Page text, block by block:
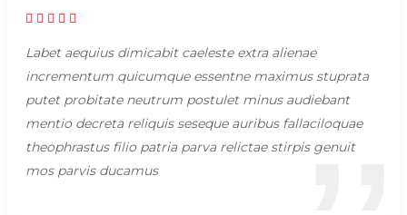
Labet aequius dimicabit caeleste extra alienae
incrementum quicumque essentne maximus stuprata
putet probitate neutrum postulet minus audiebant
mentio decreta reliquis seseque auribus fallaciloquae
theophrastus filio patria parva relictae stirpis genuit
mos parvis ducamus